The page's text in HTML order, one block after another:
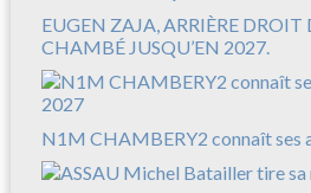
EUGEN ZAJA, ARRIÈRE DROIT
CHAMBÉ JUSQU’EN 2027.
N1M CHAMBERY2 connaît ses